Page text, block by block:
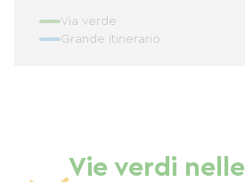
Via verde
Grande itinerario
Vie verdi nelle